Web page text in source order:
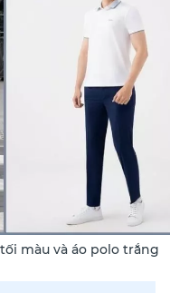
màu và áo polo trắng